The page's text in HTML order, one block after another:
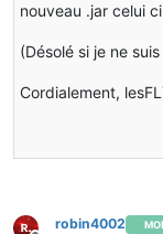
nouveau .jar celui
(Désolé si je ne
Cordialement,
robin4002